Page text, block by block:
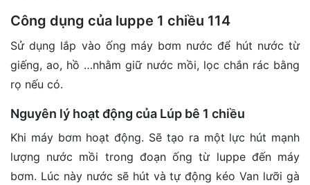
Công dụng của luppe 1 chiều 114
Sử dụng lắp vào ống máy bơm nước để hút nước từ
giếng, ao, hồ …nhằm giữ nước mồi, lọc chắn rác bằng
rọ nếu có.
Nguyên lý hoạt động của Lúp bê 1 chiều
Khi máy bơm hoạt động. Sẽ tạo ra một lực hút mạnh
lượng nước mồi trong đoạn ống từ luppe đến máy
bơm. Lúc này nước sẽ hút và tự động kéo Van lưỡi gà